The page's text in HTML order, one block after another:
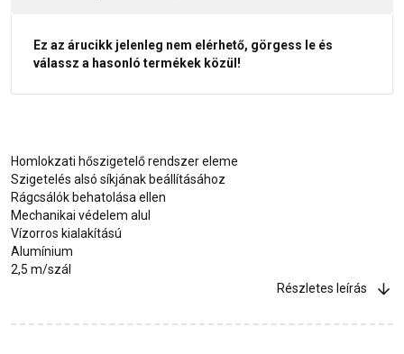
Ez az árucikk jelenleg nem elérhető, görgess le és
válassz a hasonló termékek közül!
Homlokzati hőszigetelő rendszer eleme
Szigetelés alsó síkjának beállításához
Rágcsálók behatolása ellen
Mechanikai védelem alul
Vízorros kialakítású
Alumínium
2,5 m/szál
Részletes leírás